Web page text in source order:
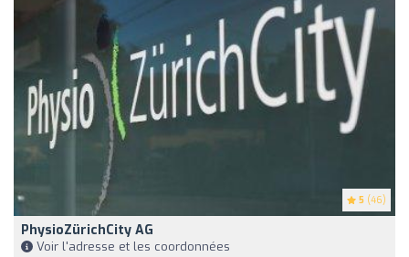
5 (46)
PhysioZürichCity AG
Voir l'adresse et les coordonnées